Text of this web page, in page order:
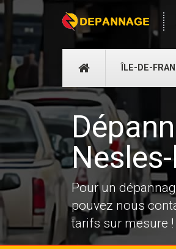
DÉPANNAGE
ÎLE-DE-
Pour un
pouvez nous
tarifs sur mesure !